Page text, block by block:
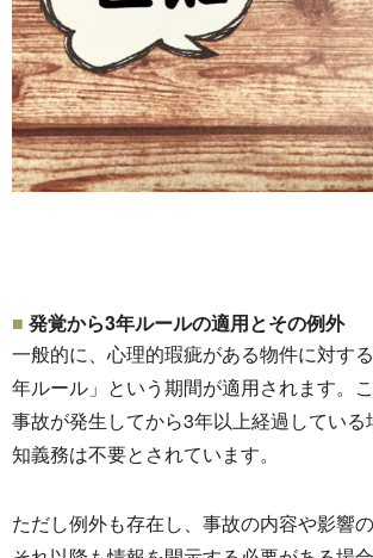
発覚から3年ルールの適用とその例外
一般的に、心理的瑕疵がある物件に対す
年ルール」という期間が適用されます。こ
事故が発生してから3年以上経過している
知義務は不要とされています。
ただし例外も存在し、 事故の内容や影響